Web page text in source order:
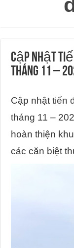
Cập nhật
tháng 11 –
Cập nhậttiến
tháng 11 –
hoàn thiện
các căn biệt